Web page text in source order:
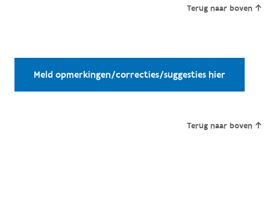
Terug naar boven
Meld opmerkingen/correcties/suggesties hier
Terug naar boven